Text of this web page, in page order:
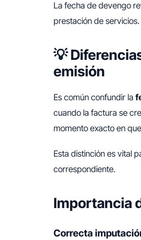
La fecha de devengo
prestación de servicios.
💡
emisión
Es común confundir la
cuando la factura se
momento exacto en
Esta distinción es vital
correspondiente.
Importancia
Correcta